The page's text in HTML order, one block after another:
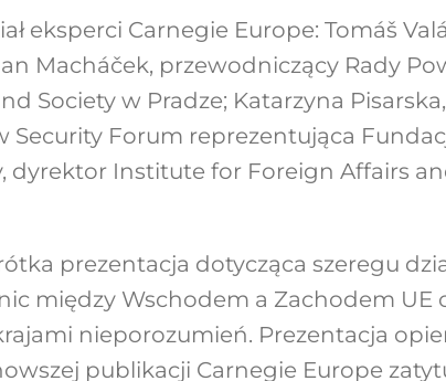
eksperci Carnegie Europe: Tomáš
Macháček, przewodniczący Rady
Society w Pradze; Katarzyna
Forum reprezentująca
dyrektor Institute for Foreign Affairs
prezentacja dotycząca szeregu
między Wschodem a Zachodem UE
nieporozumień. Prezentacja
publikacji Carnegie Europe